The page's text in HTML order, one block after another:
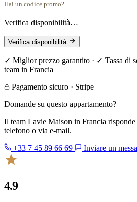
Hai un codice promo?
Verifica disponibilità…
Verifica disponibilità
✓ Miglior prezzo garantito · ✓ Tassa di
team in Francia
Pagamento sicuro · Stripe
Domande su questo appartamento?
Il team Lavie Maison in Francia
telefono o via e-mail.
+33 7 45 89 66 69
Inviare un
4.9